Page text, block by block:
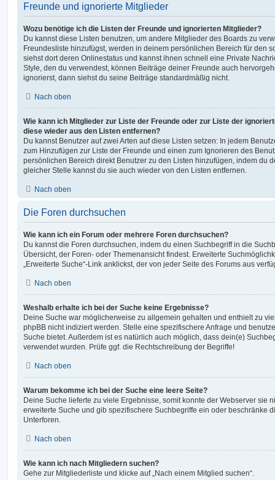
Freunde und ignorierte Mitglieder
Wozu benötige ich die Listen der Freunde und ignorierten Mitglieder?
Du kannst diese Listen benutzen, um andere Mitglieder des Boards zu
Freundesliste hinzufügst, werden in deinem persönlichen Bereich für den
siehst dort deren Onlinestatus und kannst ihnen schnell eine Private
Style, den du verwendest, können Beiträge deiner Freunde auch
ignorierst, dann siehst du seine Beiträge standardmäßig nicht.
Nach oben
Wie kann ich Mitglieder zur Liste der Freunde oder zur Liste der
diese wieder aus den Listen entfernen?
Du kannst Benutzer auf zwei Arten auf diese Listen setzen: In jedem
zum Hinzufügen zur Liste der Freunde und einen zum Ignorieren des
persönlichen Bereich direkt Benutzer zu den Listen hinzufügen, indem du
gleicher Stelle kannst du sie auch wieder von den Listen entfernen.
Nach oben
Die Foren durchsuchen
Wie kann ich ein Forum oder mehrere Foren durchsuchen?
Du kannst die Foren durchsuchen, indem du einen Suchbegriff in die
Übersicht, der Foren- oder Themenansicht findest. Erweiterte
„Erweiterte Suche“-Link anklickst, der von jeder Seite des Forums aus
Nach oben
Weshalb erhalte ich bei der Suche keine Ergebnisse?
Deine Suche war möglicherweise zu allgemein gehalten und enthielt zu
phpBB nicht indiziert werden. Stelle eine spezifischere Anfrage und
Suche bietet. Außerdem ist es natürlich auch möglich, dass dein(e)
verwendet wurden. Prüfe ggf. die Rechtschreibung der Begriffe!
Nach oben
Warum bekomme ich bei der Suche eine leere Seite?
Deine Suche lieferte zu viele Ergebnisse, somit konnte der Webserver sie
erweiterte Suche und gib spezifischere Suchbegriffe ein oder beschränke
Unterforen.
Nach oben
Wie kann ich nach Mitgliedern suchen?
Gehe zur Mitgliederliste und klicke auf „Nach einem Mitglied suchen“.